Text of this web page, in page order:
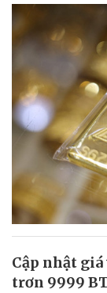
Cập nhật giá
trơn 9999